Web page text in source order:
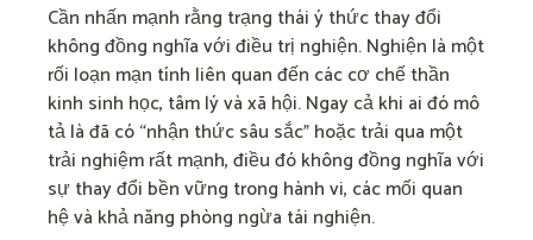
Cần nhấn mạnh rằng trạng thái ý thức thay đổi
không đồng nghĩa với điều trị nghiện. Nghiện là một
rối loạn mạn tính liên quan đến các cơ chế thần
kinh sinh học, tâm lý và xã hội. Ngay cả khi ai đó mô
tả là đã có “nhận thức sâu sắc” hoặc trải qua một
trải nghiệm rất mạnh, điều đó không đồng nghĩa với
sự thay đổi bền vững trong hành vi, các mối quan
hệ và khả năng phòng ngừa tái nghiện.